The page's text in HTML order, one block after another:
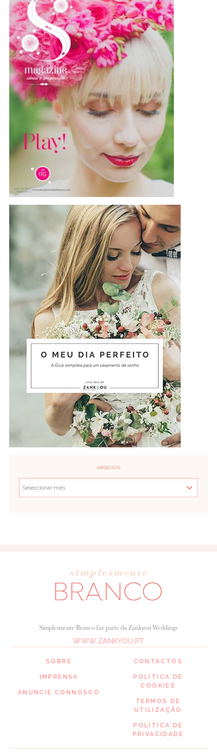
ARQUIVO
SOBRE
IMPRENSA
ANUNCIE CONNOSCO
Simplesmente Branco faz parte da Zankyou Weddings
WWW.ZANKYOU.PT
CONTACTOS
POLÍTICA DE
COOKIES
TERMOS DE
UTILIZAÇÃO
POLÍTICA DE
PRIVACIDADE